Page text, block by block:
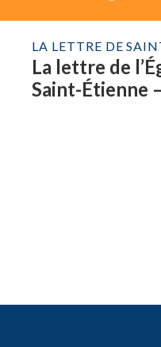
LA LETTRE DE
La lettre de
Saint-Étienne